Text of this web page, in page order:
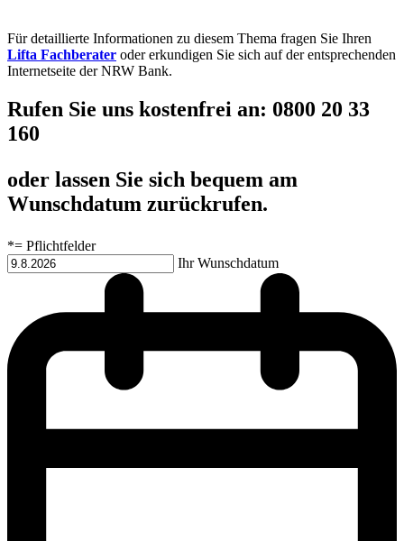
Für detaillierte Informationen zu diesem Thema fragen Sie Ihren
Lifta Fachberater oder erkundigen Sie sich auf der entsprechenden
Internetseite der NRW Bank.
Rufen Sie uns kostenfrei an: 0800 20 33
160
oder lassen Sie sich bequem am
Wunschdatum zurückrufen.
*= Pflichtfelder
Ihr Wunschdatum